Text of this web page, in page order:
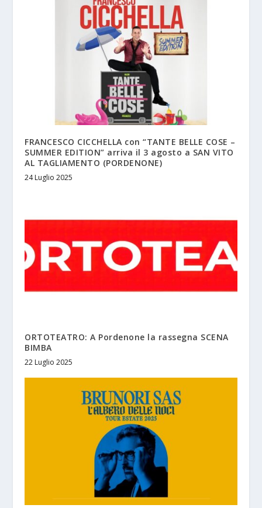
FRANCESCO CICCHELLA con “TANTE BELLE COSE –
SUMMER EDITION” arriva il 3 agosto a SAN VITO
AL TAGLIAMENTO (PORDENONE)
24 Luglio 2025
ORTOTEATRO: A Pordenone la rassegna SCENA
BIMBA
22 Luglio 2025